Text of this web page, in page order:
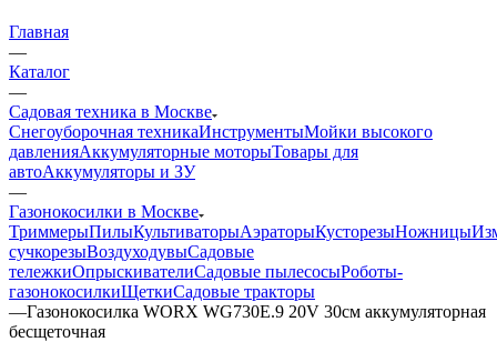
Главная
—
Каталог
—
Садовая техника в Москве
Снегоуборочная техникаИнструментыМойки высокого
давленияАккумуляторные моторыТовары для
автоАккумуляторы и ЗУ
—
Газонокосилки в Москве
ТриммерыПилыКультиваторыАэраторыКусторезыНожницы
сучкорезыВоздуходувыСадовые
тележкиОпрыскивателиСадовые пылесосыРоботы-
газонокосилкиЩеткиСадовые тракторы
—Газонокосилка WORX WG730E.9 20V 30см аккумуляторная
бесщеточная